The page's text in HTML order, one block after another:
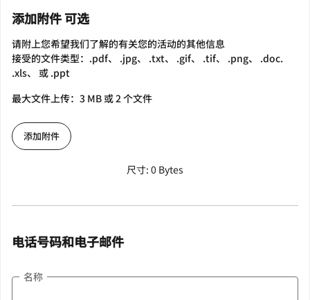
添加附件 可选
请附上您希望我们了解的有关您的活动的其他信息
接受的文件类型：.pdf、 .jpg、 .txt、 .gif、 .tif、 .png、 .doc.
.xls、 或 .ppt
最大文件上传：3 MB 或 2 个文件
添加附件
尺寸: 0 Bytes
电话号码和电子邮件
名称